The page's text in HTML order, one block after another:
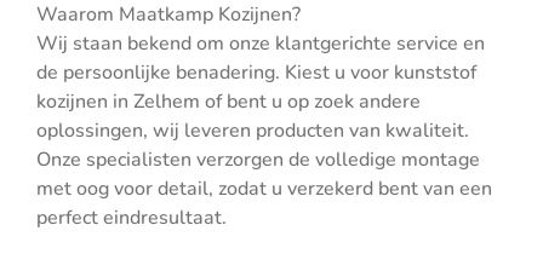
Waarom Maatkamp Kozijnen?
Wij staan bekend om onze klantgerichte service en
de persoonlijke benadering. Kiest u voor kunststof
kozijnen in Zelhem of bent u op zoek andere
oplossingen, wij leveren producten van kwaliteit.
Onze specialisten verzorgen de volledige montage
met oog voor detail, zodat u verzekerd bent van een
perfect eindresultaat.